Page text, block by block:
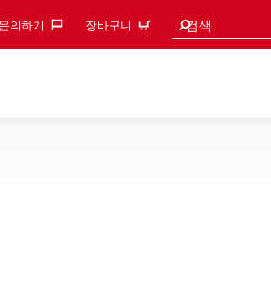
문의하기‎ 장바구니 검색
검색 추천